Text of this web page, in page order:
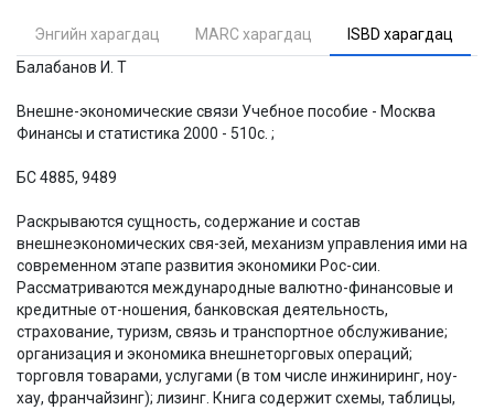
Энгийн харагдац MARC харагдац
ISBD харагдац
Балабанов И. Т
Внешне-экономические связи Учебное пособие - Москва
Финансы и статистика 2000 - 510с. ;
БС 4885, 9489
Раскрываются сущность, содержание и состав
внешнеэкономических свя-зей, механизм управления ими на
современном этапе развития экономики Рос-сии.
Рассматриваются международные валютно-финансовые и
кредитные от-ношения, банковская деятельность,
страхование, туризм, связь и транспортное обслуживание;
организация и экономика внешнеторговых операций;
торговля товарами, услугами (в том числе инжиниринг, ноу-
хау, франчайзинг); лизинг. Книга содержит схемы, таблицы,